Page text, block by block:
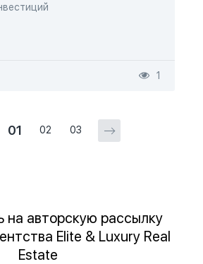
1
01 02 03
на авторскую рассылку
Elite & Luxury Real
Estate